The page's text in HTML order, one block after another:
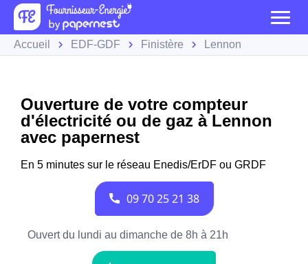
Accueil EDF-GDF Finistère Lennon